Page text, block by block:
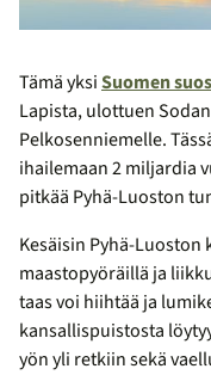
Tämä yksiSuomen
Lapista, ulottuen
Pelkosenniemelle.
ihailemaan 2 miljardia
pitkää Pyhä-Luoston
Kesäisin Pyhä-
maastopyöräillä ja
taas voi hiihtää ja
kansallispuistosta
yön yli retkiin sekä